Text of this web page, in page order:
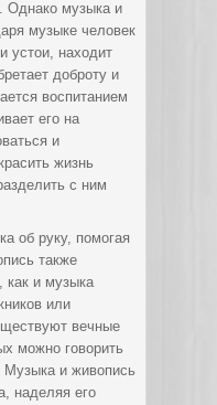
Однако музыка и
музыке человек
устои, находит
доброту и
воспитанием
его на
и
жизнь
с ним
об руку, помогая
также
как и музыка
или
вечные
можно говорить
Музыка и живопись
наделяя его